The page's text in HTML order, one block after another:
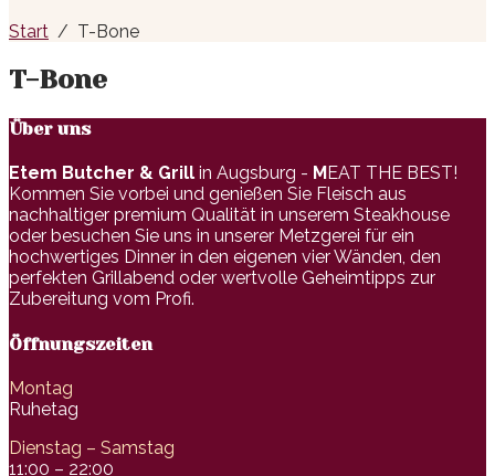
Start T-Bone
T-Bone
Über uns
Etem Butcher & Grill in Augsburg - M EAT THE BEST!
Kommen Sie vorbei und genießen Sie Fleisch aus
nachhaltiger premium Qualität in unserem Steakhouse
oder besuchen Sie uns in unserer Metzgerei für ein
hochwertiges Dinner in den eigenen vier Wänden, den
perfekten Grillabend oder wertvolle Geheimtipps zur
Zubereitung vom Profi.
Öffnungszeiten
Montag
Ruhetag
Dienstag – Samstag
11:00 – 22:00